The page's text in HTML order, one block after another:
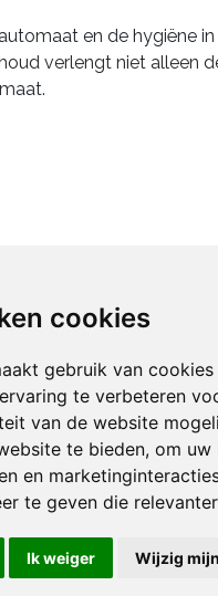
cookies
gebruik van
te verbeteren
van de website
te bieden, om uw
en
te geven die
Ik weiger Wijzig
en de hygiëne
verlengt niet alleen